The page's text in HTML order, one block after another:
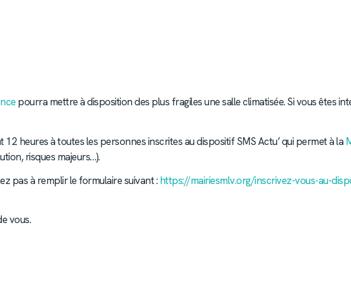
pourra mettre à disposition des plus fragiles une salle climatisée. Si vous êtes
heures à toutes les personnes inscrites au dispositif SMS Actu’ qui permet à la
risques majeurs…).
pas à remplir le formulaire suivant :https://mairiesmlv.org/inscrivez-vous-au-
vous.